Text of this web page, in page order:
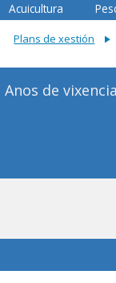
Acuicultura
Plans de xestión
Anos de